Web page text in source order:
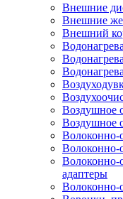
Внешние
Внешние
Внешний
Воздушное
Воздушное
Волоконно-
Волоконно-
Волоконно-
адаптеры
Волоконно-